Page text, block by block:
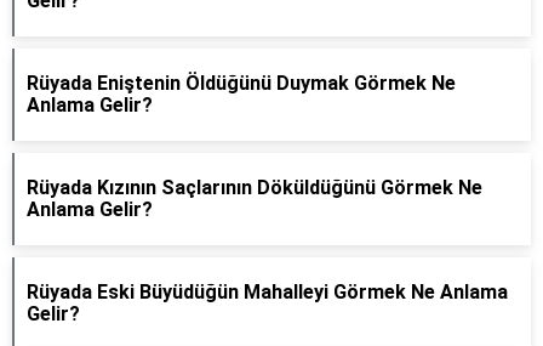
Rüyada Eniştenin Öldüğünü Duymak Görmek Ne
Anlama Gelir?
Rüyada Kızının Saçlarının Döküldüğünü Görmek Ne
Anlama Gelir?
Rüyada Eski Büyüdüğün Mahalleyi Görmek Ne Anlama
Gelir?